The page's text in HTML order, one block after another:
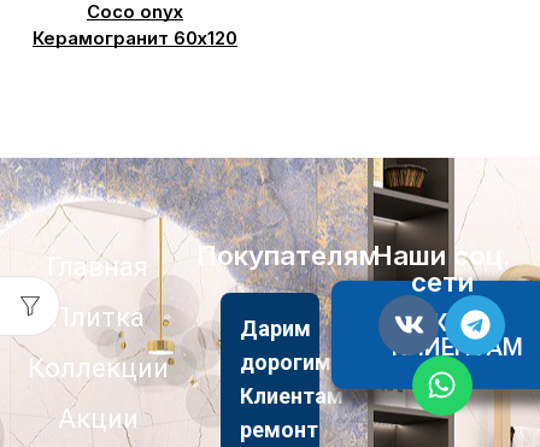
Coco onyx
Керамогранит 60х120
Главная
Плитка
Коллекции
Акции
Покупателям
Дарим
дорогим
Клиентам
ремонт
АКЦИИ
КЛИЕНТАМ
Наши соц.
сети